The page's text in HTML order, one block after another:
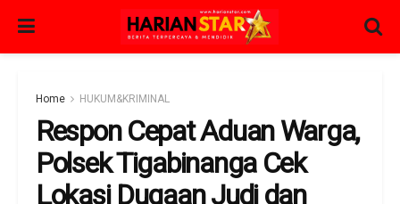
Home HUKUM&KRIMINAL
Respon Cepat Aduan Warga,
Polsek Tigabinanga Cek
Lokasi Dugaan Judi dan